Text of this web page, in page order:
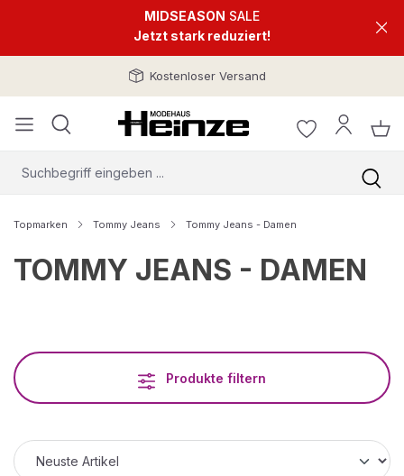
MIDSEASON SALE
Jetzt stark reduziert!
Kostenloser Versand
Topmarken Tommy Jeans Tommy Jeans - Damen
TOMMY JEANS - DAMEN
Produkte filtern